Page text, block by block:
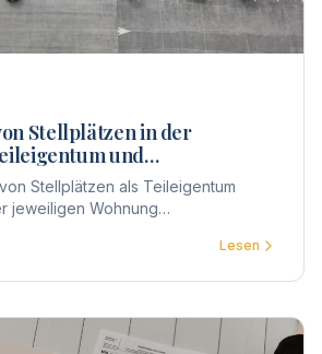
Stellplätzen in der
und
in der WEG
Stellplätzen als Teileigentum
jeweiligen Wohnung
Lesen